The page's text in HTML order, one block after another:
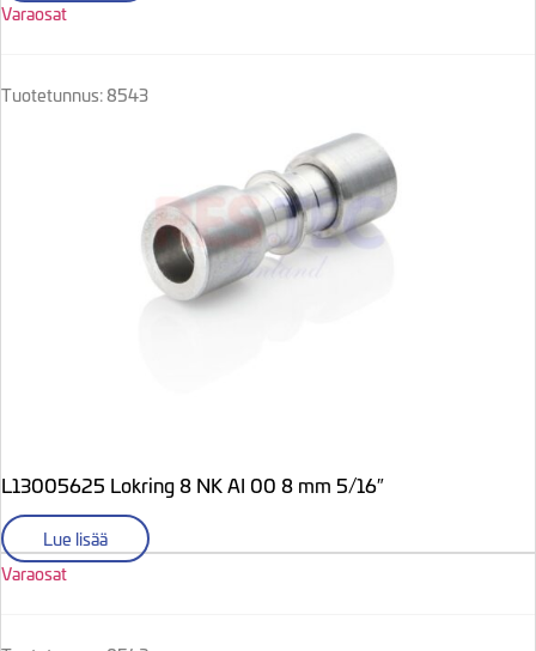
Varaosat
Tuotetunnus: 8543
L13005625 Lokring 8 NK AI 00 8 mm 5/16″
Lue lisää
Varaosat